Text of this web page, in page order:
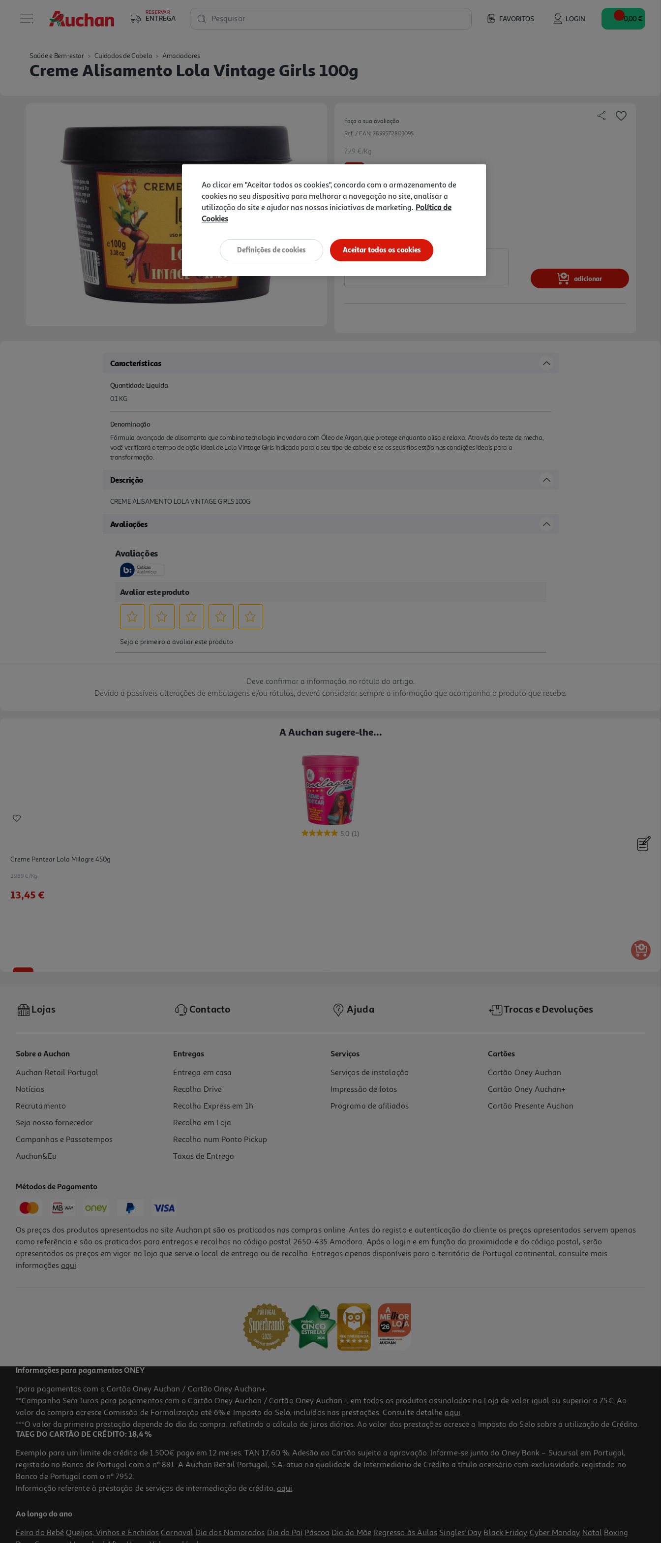
RESERVAR
ENTREGA FAVORITOS LOGIN
Pesquisar 0,00 €
Saúde e Bem-estar Cuidados de Cabelo Amaciadores
Creme Alisamento Lola Vintage Girls 100g
Faça a sua avaliação
Ref. / EAN: 7899572803095
79.9 €/Kg
Price reduced from
9,99 €to
7,99 €
Notas de preparação
adicionar
Características
Quantidade Liquida
0.1 KG
Denominação
Fórmula avançada de alisamento que combina tecnologia inovadora com Óleo de Argan, que protege enquanto alisa e relaxa. Através do teste de mecha,
você verificará o tempo de ação ideal de Lola Vintage Girls indicado para o seu tipo de cabelo e se os seus fios estão nas condições ideais para a
transformação.
Descrição
CREME ALISAMENTO LOLA VINTAGE GIRLS 100G
Avaliações
Deve confirmar a informação no rótulo do artigo.
Devido a possíveis alterações de embalagens e/ou rótulos, deverá considerar sempre a informação que acompanha o produto que recebe.
A Auchan sugere-lhe...
5.0 (1)
Creme Pentear Lola Milagre 450g
29.89 €/Kg
13,45 €
Condicionador Soflow Revital Cabelos Pintados 400ml
12.73 €/Lt
5,09 €
-10%
-10%
14.4 €/un
Price reduced from
16,00 € to
14,40 €
Lojas Contacto Ajuda Trocas e Devoluções
Sobre a Auchan
Auchan Retail Portugal
Notícias
Recrutamento
Seja nosso fornecedor
Campanhas e Passatempos
Auchan&Eu
Entregas
Entrega em casa
Recolha Drive
Recolha Express em 1h
Recolha em Loja
Recolha num Ponto Pickup
Taxas de Entrega
Serviços
Serviços de instalação
Impressão de fotos
Programa de afiliados
Cartões
Cartão Oney Auchan
Cartão Oney Auchan+
Cartão Presente Auchan
Métodos de Pagamento
Os preços dos produtos apresentados no site Auchan.pt são os praticados nas compras online. Antes do registo e autenticação do cliente os preços apresentados servem apenas
como referência e são os praticados para entregas e recolhas no código postal 2650-435 Amadora. Após o login e em função da proximidade e do código postal, serão
apresentados os preços em vigor na loja que serve o local de entrega ou de recolha. Entregas apenas disponíveis para o território de Portugal continental, consulte mais
informações aqui.
Informações para pagamentos ONEY
*para pagamentos com o Cartão Oney Auchan / Cartão Oney Auchan+.
**Campanha Sem Juros para pagamentos com o Cartão Oney Auchan / Cartão Oney Auchan+, em todos os produtos assinalados na Loja de valor igual ou superior a 75€. Ao
valor da compra acresce Comissão de Formalização até 6% e Imposto do Selo, incluídos nas prestações. Consulte detalhe aqui.
***O valor da primeira prestação depende do dia da compra, refletindo o cálculo de juros diários. Ao valor das prestações acresce o Imposto do Selo sobre a utilização de Crédito.
TAEG DO CARTÃO DE CRÉDITO: 18,4 %
Exemplo para um limite de crédito de 1.500€ pago em 12 meses. TAN 17,60 %. Adesão ao Cartão sujeita a aprovação. Informe-se junto do Oney Bank – Sucursal em Portugal,
registado no Banco de Portugal com o nº 881. A Auchan Retail Portugal, S.A. atua na qualidade de Intermediário de Crédito a título acessório com exclusividade, registado no
Banco de Portugal com o nº 7952.
Informação referente à prestação de serviços de intermediação de crédito, aqui.
Ao longo do ano
Feira do Bebé Queijos, Vinhos e Enchidos Carnaval Dia dos Namorados Dia do Pai Páscoa Dia da Mãe Regresso às Aulas Singles' Day Black Friday Cyber Monday Natal Boxing
Ao clicar em "Aceitar todos os cookies", concorda com o armazenamento de
cookies no seu dispositivo para melhorar a navegação no site, analisar a
utilização do site e ajudar nas nossas iniciativas de marketing. Política de
Cookies
Aceitar todos os cookies
Definições de cookies